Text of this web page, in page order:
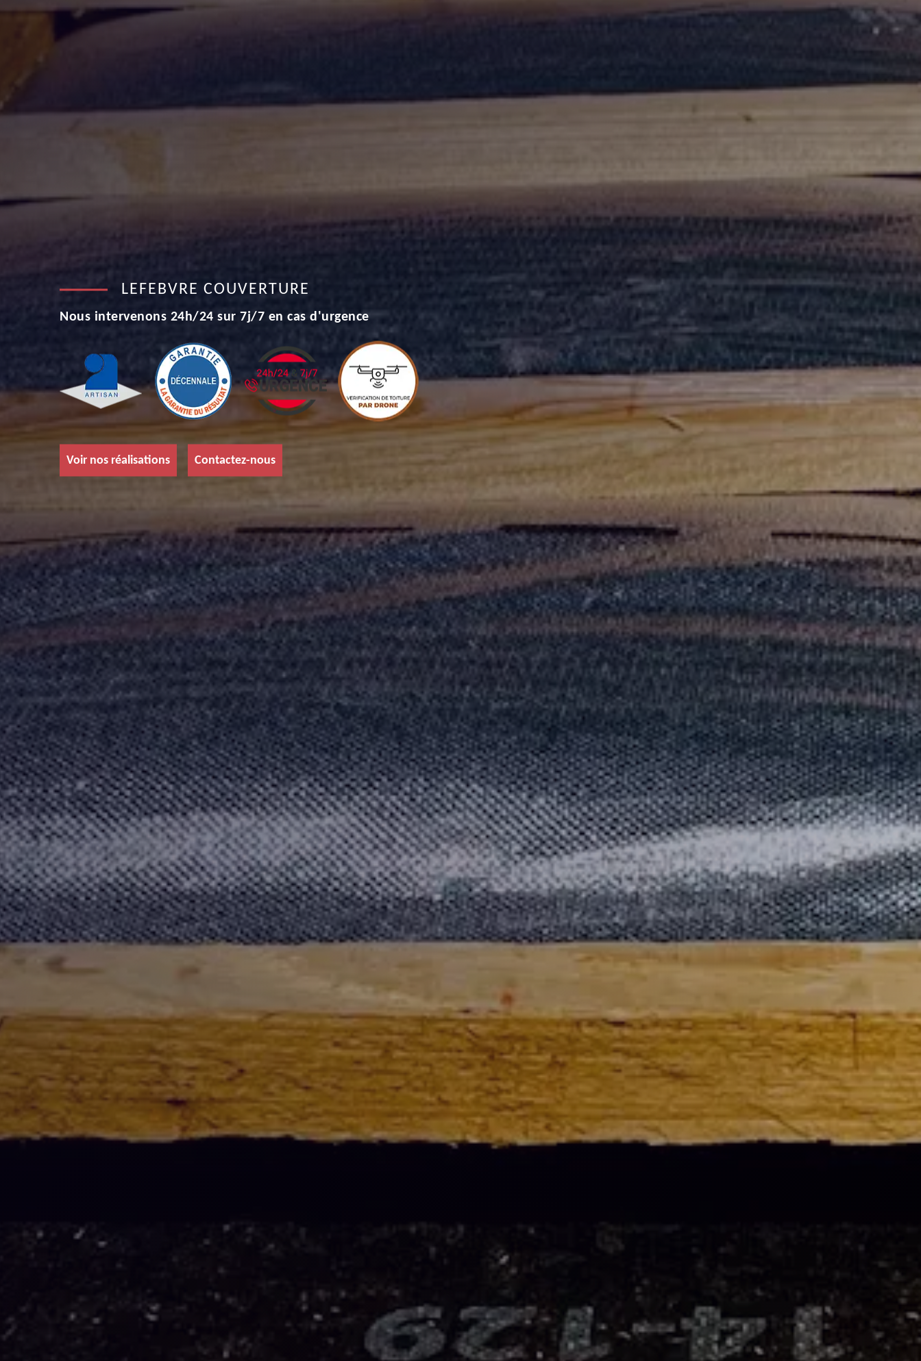
LEFEBVRE COUVERTURE
Nous intervenons 24h/24 sur 7j/7 en cas d'urgence
Voir nos réalisations Contactez-nous